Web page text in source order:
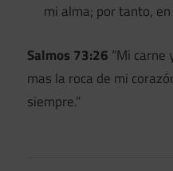
mi alma; por tanto,
Salmos 73:26 “Mi carne
mas la roca de mi
siempre.”